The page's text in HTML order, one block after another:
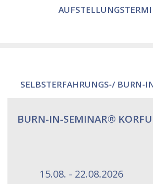
SELBSTERFAHRUNGS-/ BURN-
BURN-IN-SEMINAR® KORFU
15.08. - 22.08.2026